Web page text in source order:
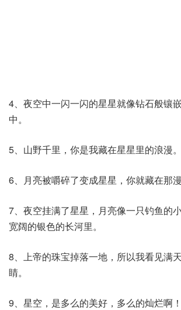
4、夜空中一闪一闪的星星就像钻石般镶
中。
5、山野千里，你是我藏在星星里的浪漫。
6、月亮被嚼碎了变成星星，你就藏在那漫
7、夜空挂满了星星，月亮像一只钓鱼的
宽阔的银色的长河里。
8、上帝的珠宝掉落一地，所以我看见满
睛。
9、星空，是多么的美好，多么的灿烂啊